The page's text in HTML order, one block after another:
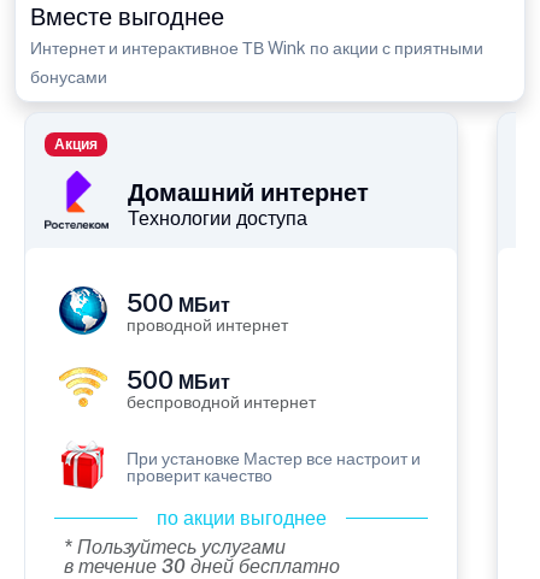
Вместе выгоднее
Интернет и интерактивное ТВ Wink по акции с приятными
бонусами
Домашний интернет
Технологии доступа
Акция
500 МБит
проводной интернет
500 МБит
беспроводной интернет
При установке Мастер все настроит и
проверит качество
по акции выгоднее
* Пользуйтесь услугами
в течение 30 дней бесплатно